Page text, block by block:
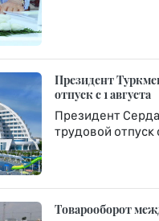
Президент
отпуск с 1 августа
Президент
трудовой отпуск
Товарооборот